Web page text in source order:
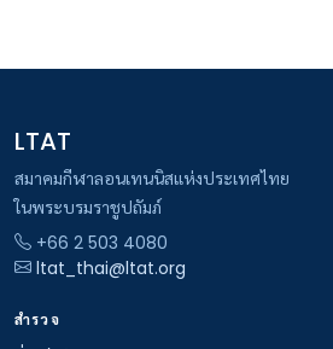
LTAT
สมาคมกีฬาลอนเทนนิสแห่งประเทศไทย
ในพระบรมราชูปถัมภ์
+66 2 503 4080
ltat_thai@ltat.org
สำรวจ